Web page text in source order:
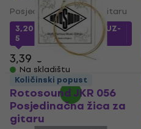
Posjedinačna žica za gitaru
3,20 € s kodom MUZMUZ-
5
3,39 €
Na skladištu
Rotosound JKR 056
Posjedinačna žica za
gitaru
Količinski popust